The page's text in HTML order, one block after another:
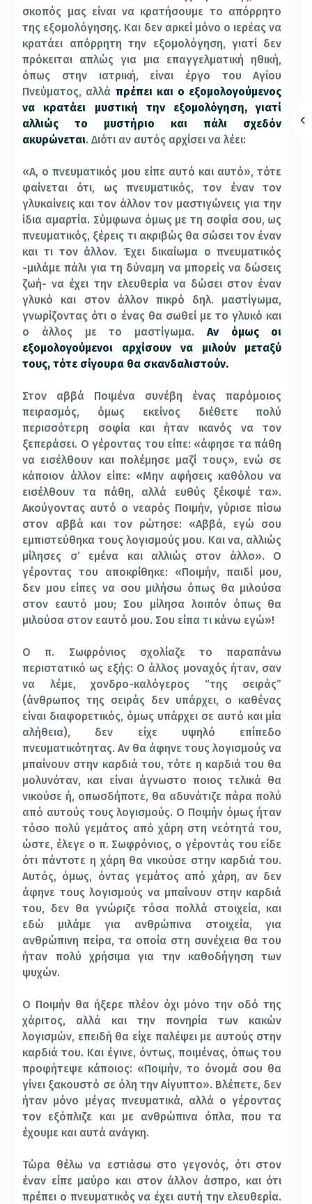
σκοπός μας είναι να κρατήσουμε το απόρρητο
της εξομολόγησης. Και δεν αρκεί μόνο ο ιερέας να
κρατάει απόρρητη την εξομολόγηση, γιατί δεν
πρόκειται απλώς για μια επαγγελματική ηθική,
όπως στην ιατρική, είναι έργο του Αγίου
Πνεύματος, αλλά πρέπει και ο εξομολογούμενος
να κρατάει μυστική την εξομολόγηση, γιατί
αλλιώς το μυστήριο και πάλι σχεδόν
ακυρώνεται. Διότι αν αυτός αρχίσει να λέει:
«Α, ο πνευματικός μου είπε αυτό και αυτό», τότε
φαίνεται ότι, ως πνευματικός, τον έναν τον
γλυκαίνεις και τον άλλον τον μαστιγώνεις για την
ίδια αμαρτία. Σύμφωνα όμως με τη σοφία σου, ως
πνευματικός, ξέρεις τι ακριβώς θα σώσει τον έναν
και τι τον άλλον. Έχει δικαίωμα ο πνευματικός
-μιλάμε πάλι για τη δύναμη να μπορείς να δώσεις
ζωή- να έχει την ελευθερία να δώσει στον έναν
γλυκό και στον άλλον πικρό δηλ. μαστίγωμα,
γνωρίζοντας ότι ο ένας θα σωθεί με το γλυκό και
ο άλλος με το μαστίγωμα. Αν όμως οι
εξομολογούμενοι αρχίσουν να μιλούν μεταξύ
τους, τότε σίγουρα θα σκανδαλιστούν.
Στον αββά Ποιμένα συνέβη ένας παρόμοιος
πειρασμός, όμως εκείνος διέθετε πολύ
περισσότερη σοφία και ήταν ικανός να τον
ξεπεράσει. Ο γέροντας του είπε: «άφησε τα πάθη
να εισέλθουν και πολέμησε μαζί τους», ενώ σε
κάποιον άλλον είπε: «Μην αφήσεις καθόλου να
εισέλθουν τα πάθη, αλλά ευθύς ξέκοψέ τα».
Ακούγοντας αυτό ο νεαρός Ποιμήν, γύρισε πίσω
στον αββά και τον ρώτησε: «Αββά, εγώ σου
εμπιστεύθηκα τους λογισμούς μου. Και να, αλλιώς
μίλησες σ’ εμένα και αλλιώς στον άλλο». Ο
γέροντας του αποκρίθηκε: «Ποιμήν, παιδί μου,
δεν μου είπες να σου μιλήσω όπως θα μιλούσα
στον εαυτό μου; Σου μίλησα λοιπόν όπως θα
μιλούσα στον εαυτό μου. Σου είπα τι κάνω εγώ»!
Ο π. Σωφρόνιος σχολίαζε το παραπάνω
περιστατικό ως εξής: Ο άλλος μοναχός ήταν, σαν
να λέμε, χονδρο-καλόγερος “της σειράς”
(άνθρωπος της σειράς δεν υπάρχει, ο καθένας
είναι διαφορετικός, όμως υπάρχει σε αυτό και μία
αλήθεια), δεν είχε υψηλό επίπεδο
πνευματικότητας. Αν θα άφηνε τους λογισμούς να
μπαίνουν στην καρδιά του, τότε η καρδιά του θα
μολυνόταν, και είναι άγνωστο ποιος τελικά θα
νικούσε ή, οπωσδήποτε, θα αδυνάτιζε πάρα πολύ
από αυτούς τους λογισμούς. Ο Ποιμήν όμως ήταν
τόσο πολύ γεμάτος από χάρη στη νεότητά του,
ώστε, έλεγε ο π. Σωφρόνιος, ο γέροντάς του είδε
ότι πάντοτε η χάρη θα νικούσε στην καρδιά του.
Αυτός, όμως, όντας γεμάτος από χάρη, αν δεν
άφηνε τους λογισμούς να μπαίνουν στην καρδιά
του, δεν θα γνώριζε τόσα πολλά στοιχεία, και
εδώ μιλάμε για ανθρώπινα στοιχεία, για
ανθρώπινη πείρα, τα οποία στη συνέχεια θα του
ήταν πολύ χρήσιμα για την καθοδήγηση των
ψυχών.
Ο Ποιμήν θα ήξερε πλέον όχι μόνο την οδό της
χάριτος, αλλά και την πονηρία των κακών
λογισμών, επειδή θα είχε παλέψει με αυτούς στην
καρδιά του. Και έγινε, όντως, ποιμένας, όπως του
προφήτεψε κάποιος: «Ποιμήν, το όνομά σου θα
γίνει ξακουστό σε όλη την Αίγυπτο». Βλέπετε, δεν
ήταν μόνο μέγας πνευματικά, αλλά ο γέροντας
τον εξόπλιζε και με ανθρώπινα όπλα, που τα
έχουμε και αυτά ανάγκη.
Τώρα θέλω να εστιάσω στο γεγονός, ότι στον
έναν είπε μαύρο και στον άλλον άσπρο, και ότι
πρέπει ο πνευματικός να έχει αυτή την ελευθερία.